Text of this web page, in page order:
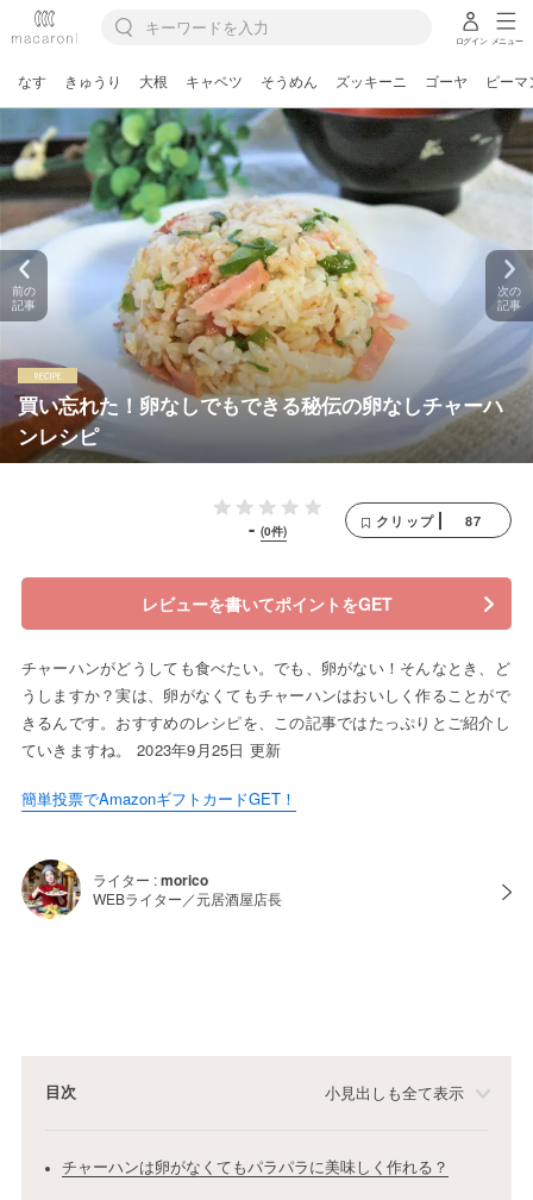
ログイン メニュー
なす きゅうり 大根 キャベツ そうめん ズッキーニ ゴーヤ ピーマ
買い忘れた！卵なしでもできる秘伝の卵なしチャーハ
ンレシピ
前の
記事
次の
記事
- (0件)
クリップ 87
レビューを書いてポイントをGET
チャーハンがどうしても食べたい。でも、卵がない！そんなとき、ど
うしますか？実は、卵がなくてもチャーハンはおいしく作ることがで
きるんです。おすすめのレシピを、この記事ではたっぷりとご紹介し
ていきますね。 2023年9月25日 更新
簡単投票でAmazonギフトカードGET！
ライター :morico
WEBライター／元居酒屋店長
目次 小見出しも全て表示
チャーハンは卵がなくてもパラパラに美味しく作れる？